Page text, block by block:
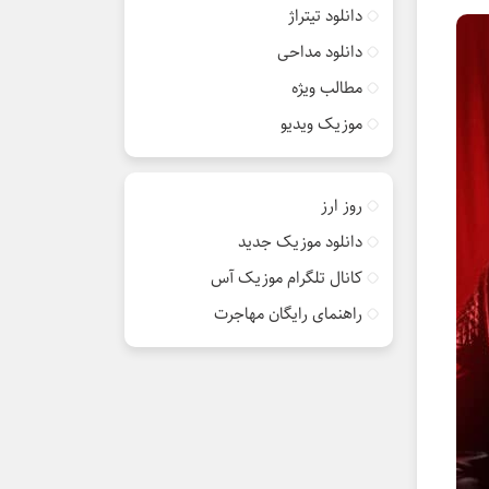
دانلود تیتراژ
دانلود مداحی
مطالب ویژه
موزیک ویدیو
روز ارز
دانلود موزیک جدید
کانال تلگرام موزیک آس
راهنمای رایگان مهاجرت